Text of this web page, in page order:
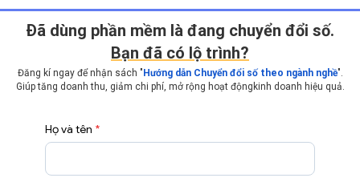
Ðã dùng phần mềm là đang chuyển đổi số.
Bạn đã có lộ trình?
Đăng kí ngay để nhận sách " Hướng dẫn Chuyển đổi số theo ngành nghề".
Giúp tăng doanh thu, giảm chi phí, mở rộng hoạt động kinh doanh hiệu quả.
Họ và tên *